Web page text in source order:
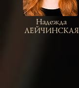
Надежда
ЛЕЙЧИНСКАЯ